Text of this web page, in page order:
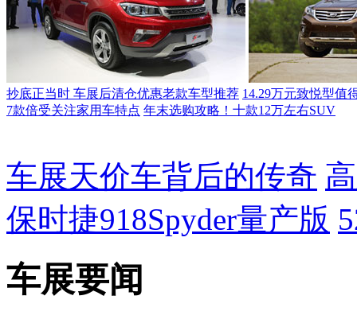
抄底正当时 车展后清仓优惠老款车型推荐 14.29万元致悦型值
7款倍受关注家用车特点 年末选购攻略！十款12万左右SUV
车展天价车背后的传奇
保时捷918Spyder量产版
车展要闻